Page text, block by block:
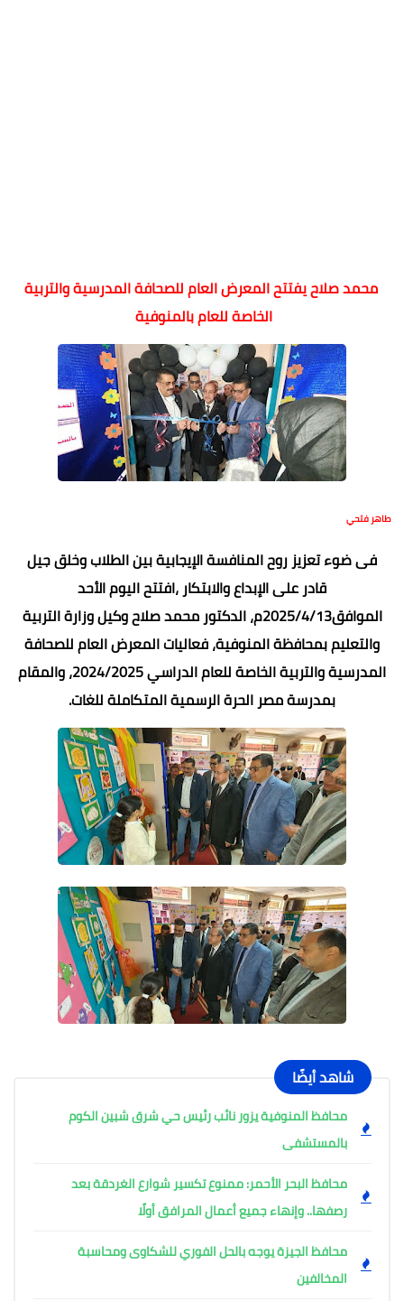
محمد صلاح يفتتح المعرض العام للصحافة المدرسية والتربية
الخاصة للعام بالمنوفية
طاهر فتحي
فى ضوء تعزيز روح المنافسة الإيجابية بين الطلاب وخلق جيل
قادر على الإبداع والابتكار ،افتتح اليوم الأحد
الموافق2025/4/13م، الدكتور محمد صلاح وكيل وزارة التربية
والتعليم بمحافظة المنوفية، فعاليات المعرض العام للصحافة
المدرسية والتربية الخاصة للعام الدراسي 2024/2025، والمقام
بمدرسة مصر الحرة الرسمية المتكاملة للغات.
شاهد أيضًا
محافظ المنوفية يزور نائب رئيس حي شرق شبين الكوم
بالمستشفى
محافظ البحر الأحمر: ممنوع تكسير شوارع الغردقة بعد
رصفها.. وإنهاء جميع أعمال المرافق أولًا
محافظ الجيزة يوجه بالحل الفوري للشكاوى ومحاسبة
المخالفين